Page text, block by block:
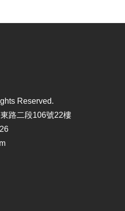
Reserved.
路二段106號22樓